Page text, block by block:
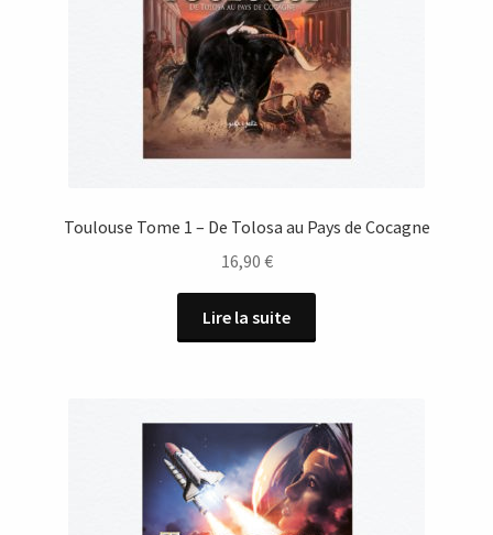
Toulouse Tome 1 – De Tolosa au Pays de Cocagne
16,90 €
Lire la suite